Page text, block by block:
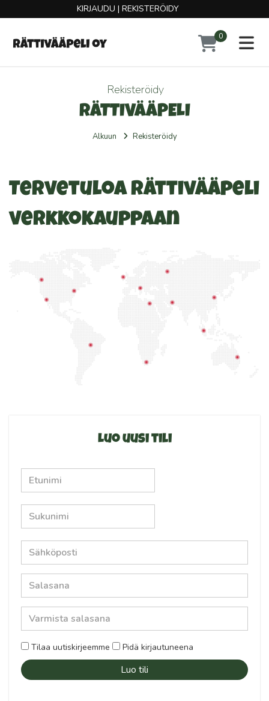
KIRJAUDU | REKISTERÖIDY
0
Rekisteröidy
RÄTTIVÄÄPELI
Alkuun Rekisteröidy
Tervetuloa Rättivääpeli
verkkokauppaan
Luo uusi tili
Tilaa uutiskirjeemme Pidä kirjautuneena
Luo tili